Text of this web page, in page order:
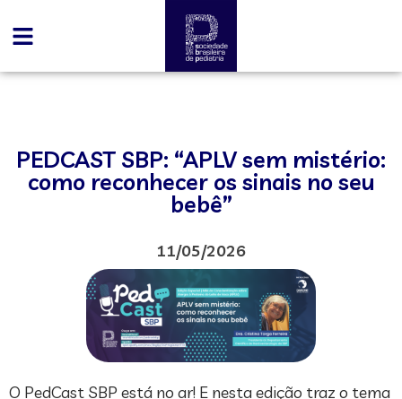
PEDCAST SBP: “APLV sem mistério:
como reconhecer os sinais no seu
bebê”
11/05/2026
O PedCast SBP está no ar! E nesta edição traz o tema